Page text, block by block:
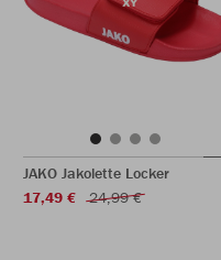
JAKO Jakolette Locker
17,49 €
24,99 €